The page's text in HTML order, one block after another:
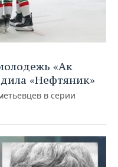
«Ак
«Нефтяник»
в серии